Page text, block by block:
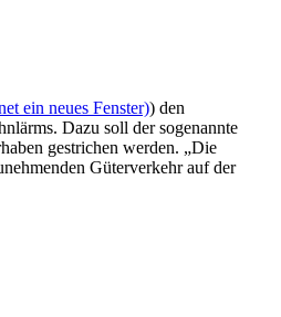
ein neues Fenster)) den
Dazu soll der sogenannte
gestrichen werden. „Die
Güterverkehr auf der